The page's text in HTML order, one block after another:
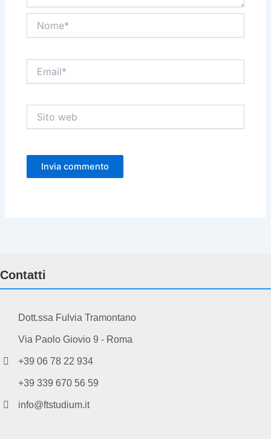
web
Contatti
Dott.ssa Fulvia Tramontano
Via Paolo Giovio 9 - Roma
+39 06 78 22 934
+39 339 670 56 59
info@ftstudium.it